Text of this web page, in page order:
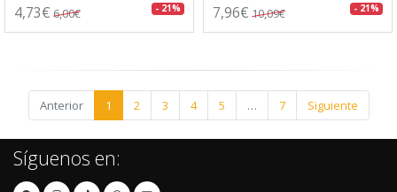
4,73€ 6,00€ - 21% 7,96€ 10,09€ - 21%
Anterior 1 2 3 4 5 … 7 Siguiente
Síguenos en: